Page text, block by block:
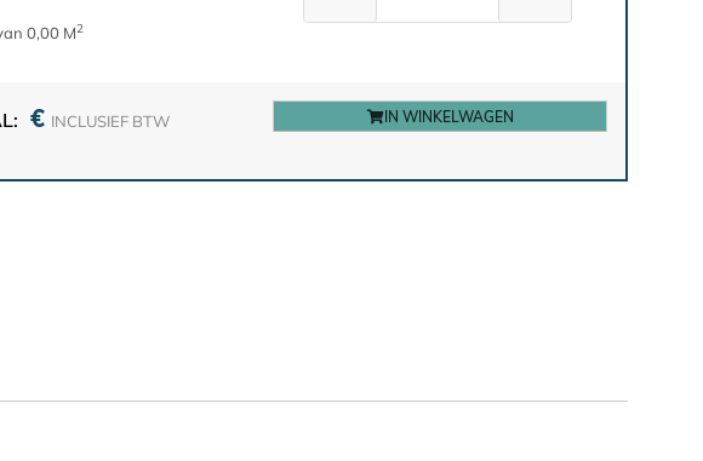
0,00 M2
€ INCLUSIEF BTW IN WINKELWAGEN